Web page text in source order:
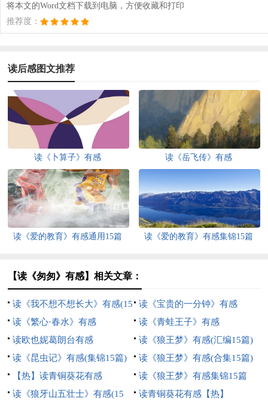
将本文的Word文档下载到电脑，方便收藏和打印
推荐度：
读后感图文推荐
读《卜算子》有感 读《岳飞传》有感
读《爱的教育》有感通用15篇 读《爱的教育》有感集锦15篇
【读《匆匆》有感】相关文章：
读《我不想不想长大》有感(15
篇)
读《宝贵的一分钟》有感
读《繁心·春水》有感
读《青蛙王子》有感
读欧也妮葛朗台有感
读《狼王梦》有感(汇编15篇)
读《昆虫记》有感(集锦15篇)
读《狼王梦》有感(合集15篇)
【热】读青铜葵花有感
读《狼王梦》有感集锦15篇
读《狼牙山五壮士》有感(15
读青铜葵花有感【热】